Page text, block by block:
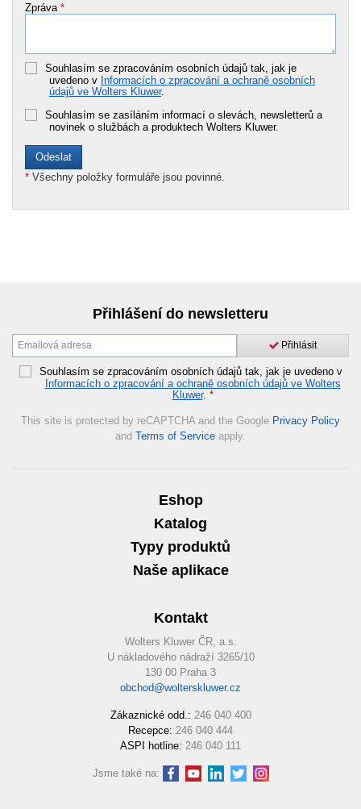
Zpráva *
Souhlasím se zpracováním osobních údajů tak, jak je
uvedeno v Informacích o zpracování a ochraně osobních
údajů ve Wolters Kluwer.
Souhlasím se zasíláním informací o slevách, newsletterů a
novinek o službách a produktech Wolters Kluwer.
* Všechny položky formuláře jsou povinné.
Přihlášení do newsletteru
Přihlásit
Souhlasím se zpracováním osobních údajů tak, jak je uvedeno v
Informacích o zpracování a ochraně osobních údajů ve Wolters
Kluwer. *
This site is protected by reCAPTCHA and the Google Privacy Policy
and Terms of Service apply.
Eshop
Katalog
Typy produktů
Naše aplikace
Kontakt
Wolters Kluwer ČR, a.s.
U nákladového nádraží 3265/10
130 00 Praha 3
obchod@wolterskluwer.cz
Zákaznické odd.: 246 040 400
Recepce: 246 040 444
ASPI hotline: 246 040 111
Jsme také na: